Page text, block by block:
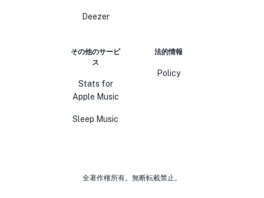
Deezer
その他のサービ
ス
Stats for
Apple Music
Sleep Music
法的情報
Policy
全著作権所有。無断転載禁止。